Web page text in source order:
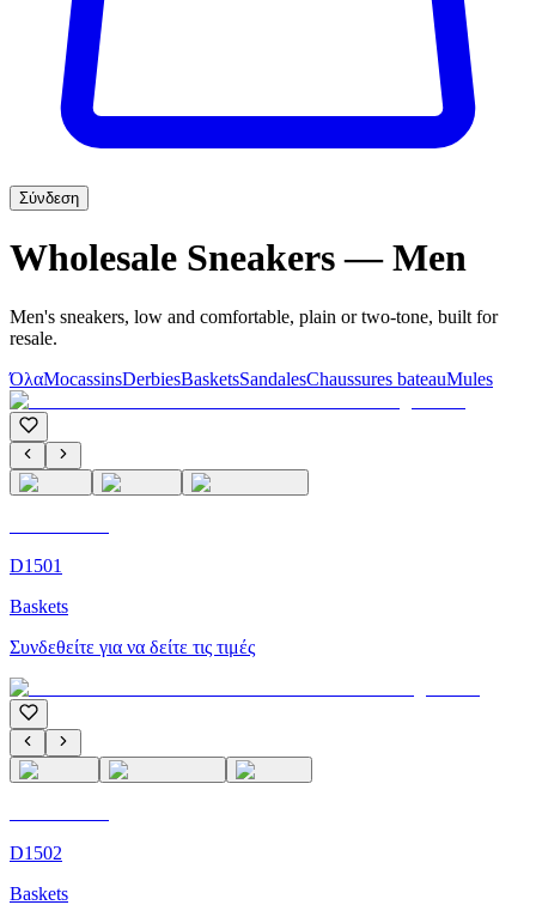
Σύνδεση
Wholesale Sneakers — Men
Men's sneakers, low and comfortable, plain or two-tone, built for
resale.
ΌλαMocassinsDerbiesBasketsSandalesChaussures bateauMules
D1501
Baskets
Συνδεθείτε για να δείτε τις τιμές
D1502
Baskets